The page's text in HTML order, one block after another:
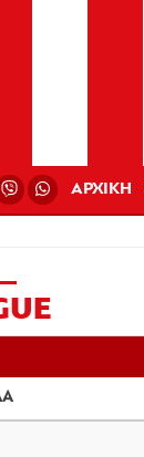
ΑΡΧΙΚΗ